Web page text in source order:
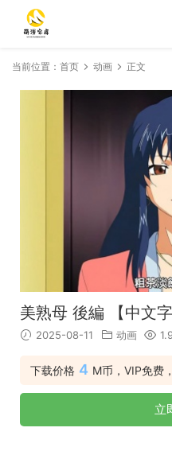
当前位置： 首页 动画 正文
美熟母 後編 【中文字
2025-08-11 动画
下载价格 4 M币，VIP免费
立